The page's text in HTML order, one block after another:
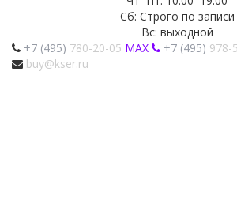
Сб: Строго по записи
Вс: выходной
+7 (495) 780-20-05 MAX +7 (495) 978-
buy@kser.ru